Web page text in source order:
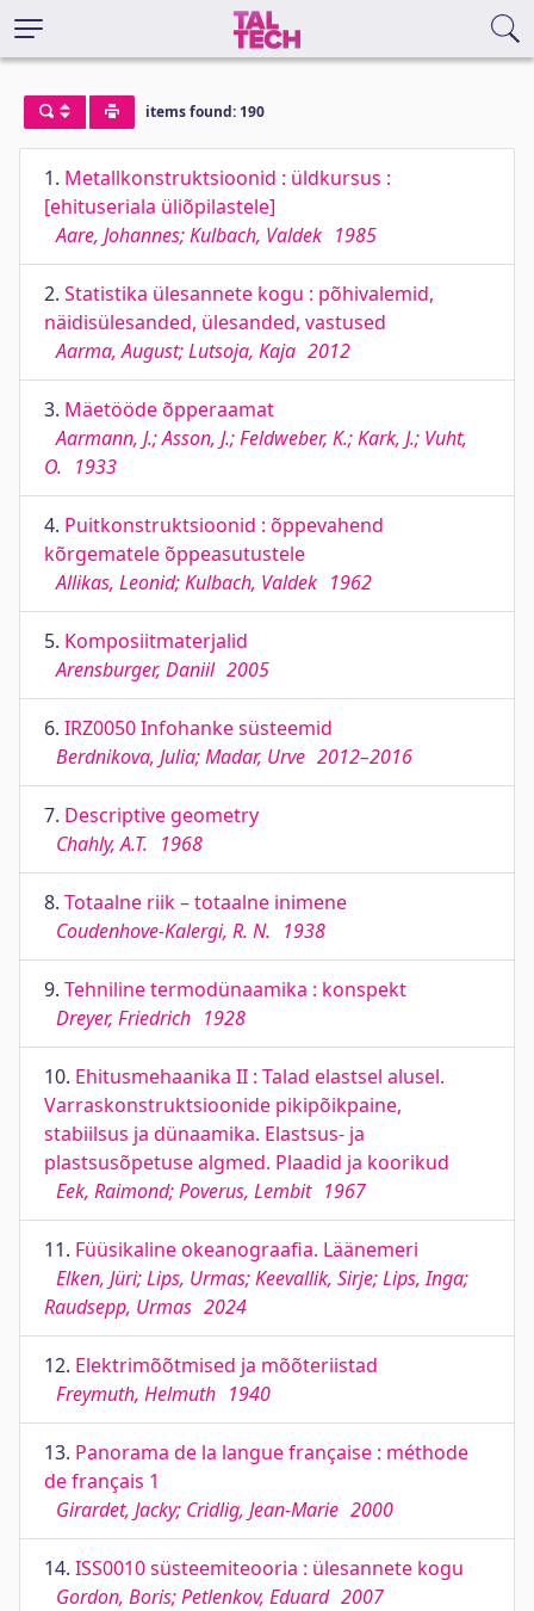
items found: 190
1. Metallkonstruktsioonid : üldkursus :
[ehituseriala üliõpilastele]
Aare, Johannes; Kulbach, Valdek 1985
2. Statistika ülesannete kogu : põhivalemid,
näidisülesanded, ülesanded, vastused
Aarma, August; Lutsoja, Kaja 2012
3. Mäetööde õpperaamat
Aarmann, J.; Asson, J.; Feldweber, K.; Kark, J.; Vuht,
O. 1933
4. Puitkonstruktsioonid : õppevahend
kõrgematele õppeasutustele
Allikas, Leonid; Kulbach, Valdek 1962
5. Komposiitmaterjalid
Arensburger, Daniil 2005
6. IRZ0050 Infohanke süsteemid
Berdnikova, Julia; Madar, Urve 2012–2016
7. Descriptive geometry
Chahly, A.T. 1968
8. Totaalne riik – totaalne inimene
Coudenhove-Kalergi, R. N. 1938
9. Tehniline termodünaamika : konspekt
Dreyer, Friedrich 1928
10. Ehitusmehaanika II : Talad elastsel alusel.
Varraskonstruktsioonide pikipõikpaine,
stabiilsus ja dünaamika. Elastsus- ja
plastsusõpetuse algmed. Plaadid ja koorikud
Eek, Raimond; Poverus, Lembit 1967
11. Füüsikaline okeanograafia. Läänemeri
Elken, Jüri; Lips, Urmas; Keevallik, Sirje; Lips, Inga;
Raudsepp, Urmas 2024
12. Elektrimõõtmised ja mõõteriistad
Freymuth, Helmuth 1940
13. Panorama de la langue française : méthode
de français 1
Girardet, Jacky; Cridlig, Jean-Marie 2000
14. ISS0010 süsteemiteooria : ülesannete kogu
Gordon, Boris; Petlenkov, Eduard 2007